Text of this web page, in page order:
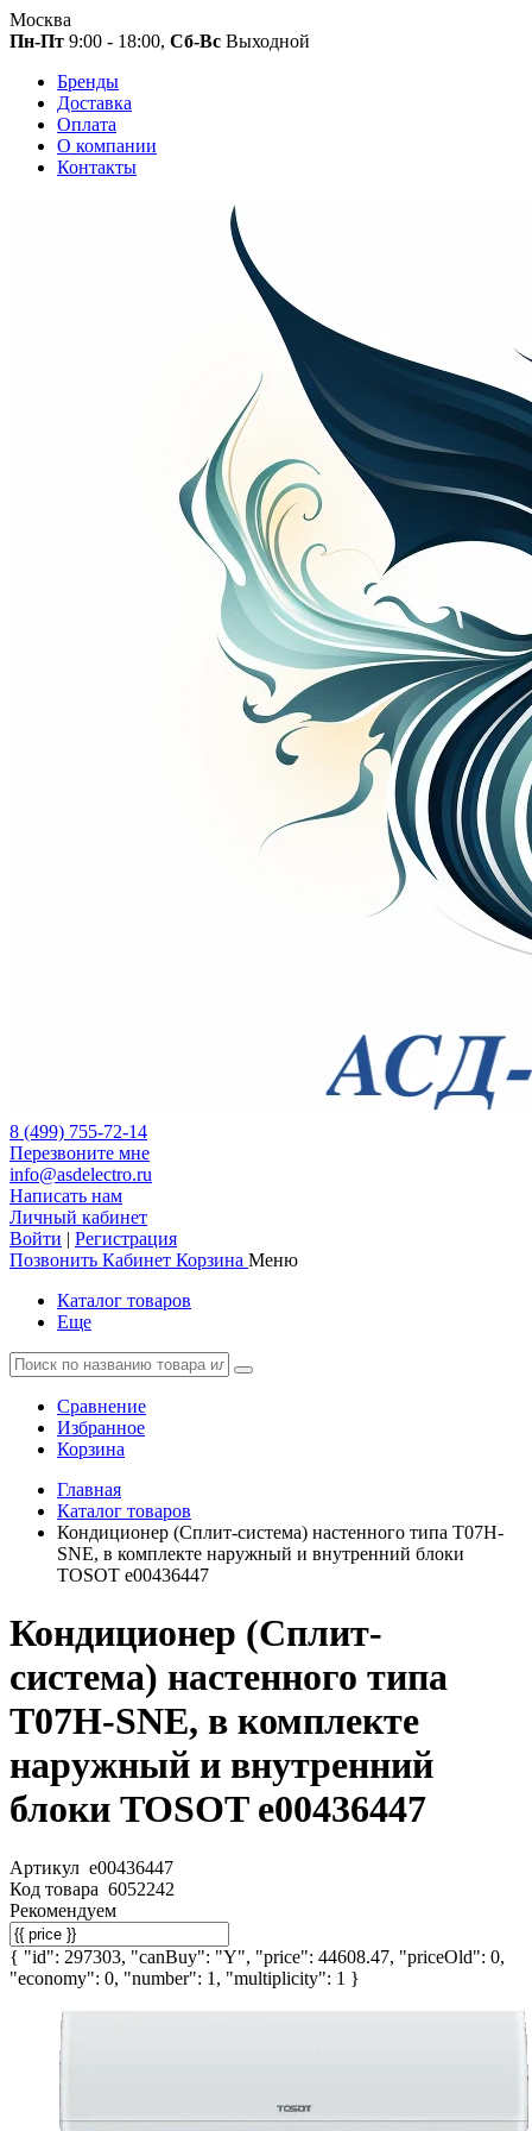
Москва
Пн-Пт 9:00 - 18:00, Сб-Вс Выходной
Бренды
Доставка
Оплата
О компании
Контакты
8 (499) 755-72-14
Перезвоните мне
info@asdelectro.ru
Написать нам
Личный кабинет
Войти | Регистрация
Позвонить Кабинет Корзина Меню
Каталог товаров
Еще
Сравнение
Избранное
Корзина
Главная
Каталог товаров
Кондиционер (Сплит-система) настенного типа T07H-
SNE, в комплекте наружный и внутренний блоки
TOSOT e00436447
Кондиционер (Сплит-
система) настенного типа
T07H-SNE, в комплекте
наружный и внутренний
блоки TOSOT e00436447
Артикул e00436447
Код товара 6052242
Рекомендуем
{ "id": 297303, "canBuy": "Y", "price": 44608.47, "priceOld": 0,
"economy": 0, "number": 1, "multiplicity": 1 }